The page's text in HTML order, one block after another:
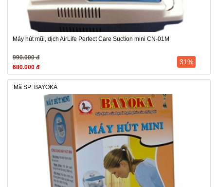
Máy hút mũi, dịch AirLife Perfect Care Suction mini CN-01M
990.000 đ
680.000 đ
31%
Mã SP: BAYOKA